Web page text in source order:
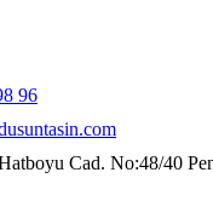
96
Cad. No:48/40